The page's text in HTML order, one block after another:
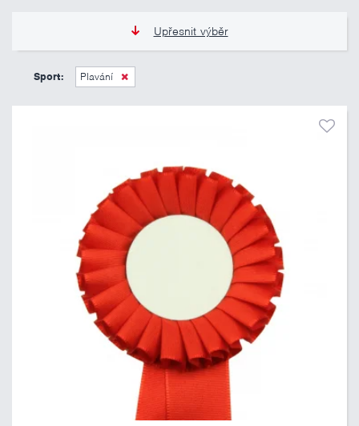
Upřesnit výběr
45 Kč
Sport: Plavání